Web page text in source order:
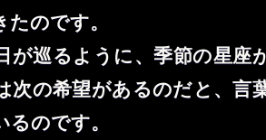
のです。
が巡るように、季節の星座
次の希望があるのだと、言
のです。